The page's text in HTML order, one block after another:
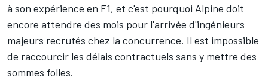
à son expérience en F1, et c'est pourquoi Alpine doit
encore attendre des mois pour l'arrivée d'ingénieurs
majeurs recrutés chez la concurrence. Il est impossible
de raccourcir les délais contractuels sans y mettre des
sommes folles.